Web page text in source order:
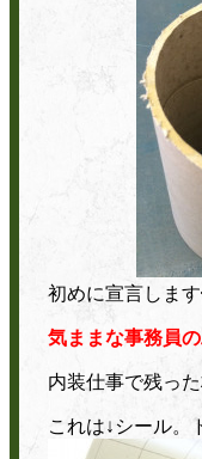
初めに宣言します
気ままな事務員
内装仕事で残っ
これは↓シール。